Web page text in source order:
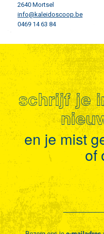
2640 Mortsel
info@kaleidoscoop.be
0469 14 63 84
schrijf je
en je mist
of